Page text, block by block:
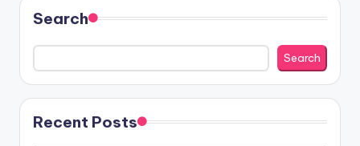
Search
Search
Recent Posts